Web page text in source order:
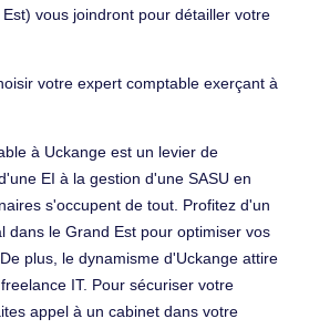
vous joindront pour détailler votre
votre expert comptable exerçant à
à Uckange est un levier de
EI à la gestion d'une SASU en
s'occupent de tout. Profitez d'un
dans le Grand Est pour optimiser vos
plus, le dynamisme d'Uckange attire
IT. Pour sécuriser votre
appel à un cabinet dans votre